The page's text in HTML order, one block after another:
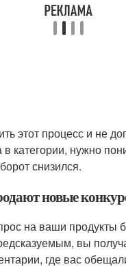
этот процесс и не
в категории, нужно
снизился.
новые
на ваши продукты
вы
где вас